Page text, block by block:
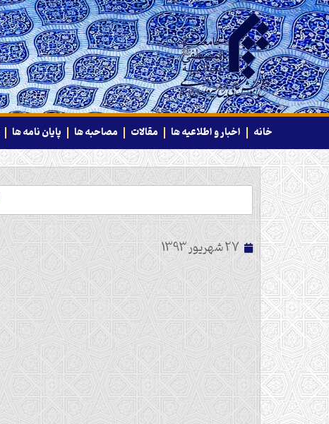
خانه اخبار و اطلاعیه ها مقالات مصاحبه ها پایان نامه ها
27 شهریور 1393